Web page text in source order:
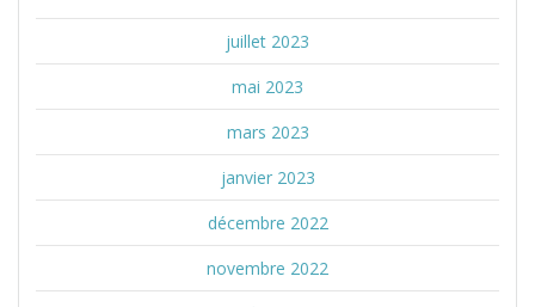
juillet 2023
mai 2023
mars 2023
janvier 2023
décembre 2022
novembre 2022